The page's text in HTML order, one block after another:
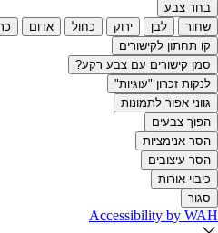
בחר צבע
שחור
לבן ירוק כחול אדום
קו תחתון לקישורים
סמן קישורים עם צבע רקע?
לנקות זכרון "עוגיות"
גווני אפור לתמונות
הפוך צבעים
הסר אנימציות
הסר עיצובים
כיבוי אורות
סגור
Accessibility by WAH